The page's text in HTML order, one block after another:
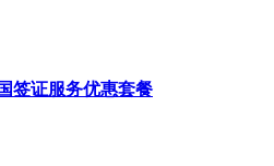
签证服务优惠套餐